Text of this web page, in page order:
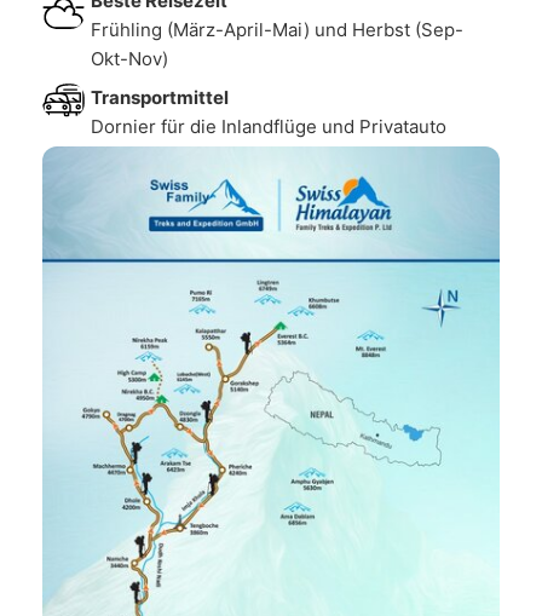
Frühling (März-April-Mai) und Herbst (Sep-
Okt-Nov)
Transportmittel
Dornier für die Inlandflüge und Privatauto